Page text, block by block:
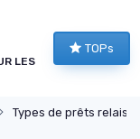
LES
TOPs
Types de prêts relais